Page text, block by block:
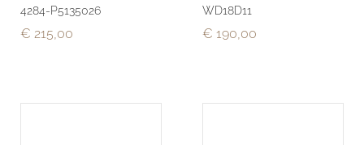
4284-P5135026
€ 215,00
WD18D11
€ 190,00